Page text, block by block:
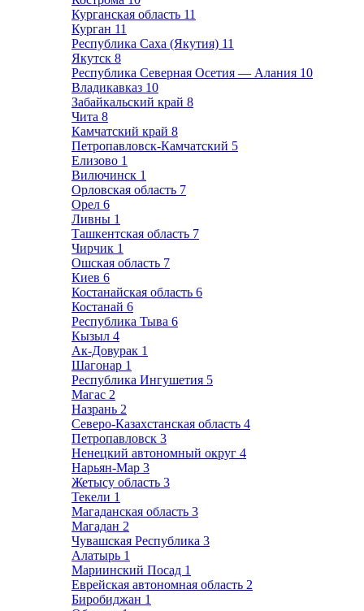
Курганская область 11
Курган 11
Республика Саха (Якутия) 11
Якутск 8
Республика Северная Осетия — Алания 10
Владикавказ 10
Забайкальский край 8
Чита 8
Камчатский край 8
Петропавловск-Камчатский 5
Елизово 1
Вилючинск 1
Орловская область 7
Орел 6
Ливны 1
Ташкентская область 7
Чирчик 1
Ошская область 7
Киев 6
Костанайская область 6
Костанай 6
Республика Тыва 6
Кызыл 4
Ак-Довурак 1
Шагонар 1
Республика Ингушетия 5
Магас 2
Назрань 2
Северо-Казахстанская область 4
Петропавловск 3
Ненецкий автономный округ 4
Нарьян-Мар 3
Жетысу область 3
Текели 1
Магаданская область 3
Магадан 2
Чувашская Республика 3
Алатырь 1
Мариинский Посад 1
Еврейская автономная область 2
Биробиджан 1